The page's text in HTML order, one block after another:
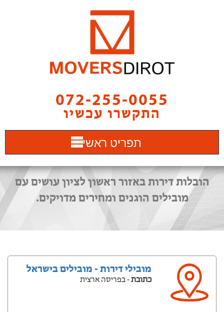
072-255-0055
התקשרו עכשיו
תפריט ראשי
הובלות דירות באזור ראשון לציון עושים עם
מובילים הוגנים ומחירים מדויקים.
מובילי דירות - מובילים בישראל
כתובת- בפריסה ארצית